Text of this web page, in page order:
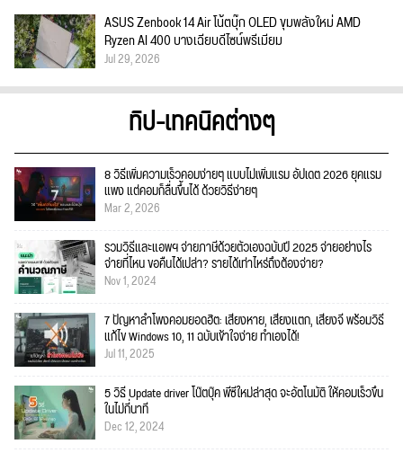
ASUS Zenbook 14 Air โน้ตบุ๊ก OLED ขุมพลังใหม่ AMD
Ryzen AI 400 บางเฉียบดีไซน์พรีเมียม
Jul 29, 2026
ทิป-เทคนิคต่างๆ
8 วิธีเพิ่มความเร็วคอมง่ายๆ แบบไม่เพิ่มแรม อัปเดต 2026 ยุคแรม
แพง แต่คอมก็ลื่นขึ้นได้ ด้วยวิธีง่ายๆ
Mar 2, 2026
รวมวิธีและแอพฯ จ่ายภาษีด้วยตัวเองฉบับปี 2025 จ่ายอย่างไร
จ่ายที่ไหน ขอคืนได้เปล่า? รายได้เท่าไหร่ถึงต้องจ่าย?
Nov 1, 2024
7 ปัญหาลำโพงคอมยอดฮิต: เสียงหาย, เสียงแตก, เสียงจี่ พร้อมวิธี
แก้ไข Windows 10, 11 ฉบับเข้าใจง่าย ทำเองได้!
Jul 11, 2025
5 วิธี Update driver โน๊ตบุ๊ค พีซีใหม่ล่าสุด จะอัตโนมัติ ให้คอมเร็วขึ้น
ในไม่กี่นาที
Dec 12, 2024